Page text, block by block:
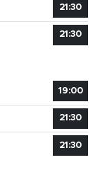
21:30
21:30
19:00
21:30
21:30